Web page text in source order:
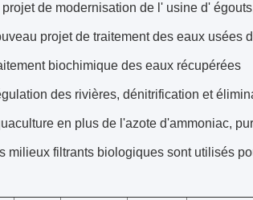
projet de modernisation de l' usine d'
projet de traitement des eaux usées
biochimique des eaux récupérées
des rivières, dénitrification et
en plus de l'azote d'ammoniac,
milieux filtrants biologiques sont utilisés